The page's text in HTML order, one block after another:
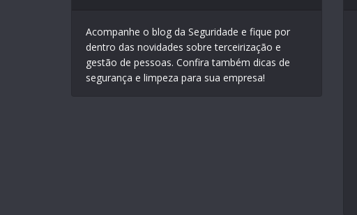
Acompanhe o blog da Seguridade e fique por
dentro das novidades sobre terceirização e
gestão de pessoas. Confira também dicas de
segurança e limpeza para sua empresa!